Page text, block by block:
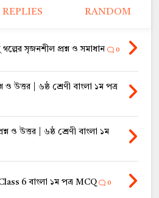
REPLIES RANDOM
গল্পের সৃজনশীল প্রশ্ন ও সমাধান 0
ও উত্তর | ৬ষ্ঠ শ্রেণী বাংলা ১ম পত্র
ও উত্তর | ৬ষ্ঠ শ্রেণী বাংলা ১ম
6 বাংলা ১ম পত্র MCQ 0